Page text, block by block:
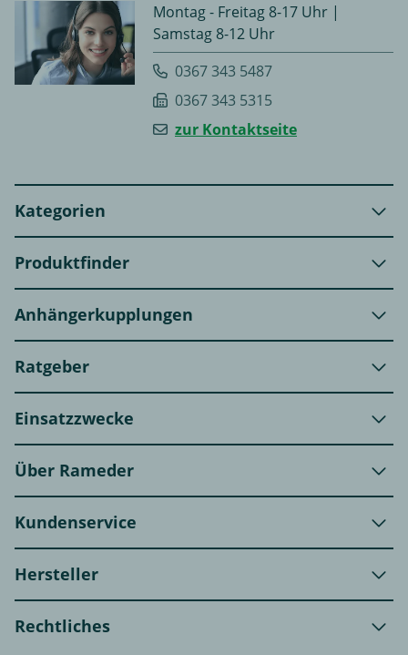
Montag - Freitag 8-17 Uhr |
Samstag 8-12 Uhr
0367 343 5487
0367 343 5315
zur Kontaktseite
Kategorien
Produktfinder
Anhängerkupplungen
Ratgeber
Einsatzzwecke
Über Rameder
Kundenservice
Hersteller
Rechtliches